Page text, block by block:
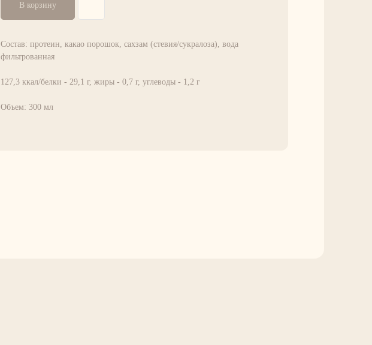
В корзину
Состав: протеин, какао порошок, сахзам (стевия/сукралоза), вода
фильтрованная
127,3 ккал/белки - 29,1 г, жиры - 0,7 г, углеводы - 1,2 г
Объем: 300 мл